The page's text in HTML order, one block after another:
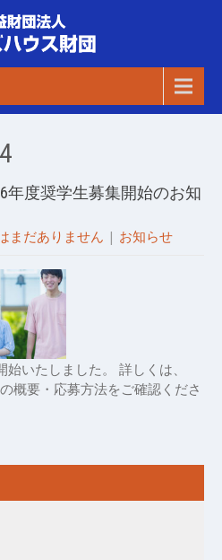
6年度奨学生募集開始のお知
まだありません | お知らせ
いたしました。 詳しくは、
概要・応募方法をご確認くださ